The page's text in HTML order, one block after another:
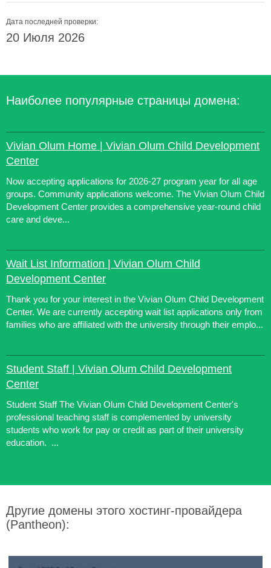
Дата последней проверки:
20 Июля 2026
Наиболее популярные страницы домена:
Vivian Olum Home | Vivian Olum Child Development
Center
Now accepting applications for 2026-27 program year for all age
groups. Community applications welcome. The Vivian Olum Child
Development Center provides a comprehensive year-round child
care and deve...
Wait List Information | Vivian Olum Child
Development Center
Thank you for your interest in the Vivian Olum Child Development
Center. We are currently accepting wait list applications only from
families who are affiliated with the university through their emplo...
Student Staff | Vivian Olum Child Development
Center
Student Staff The Vivian Olum Child Development Center's
professional teaching staff is complemented by university
students who work for pay or credit as part of their university
education. ...
Другие домены этого хостинг-провайдера
(Pantheon):